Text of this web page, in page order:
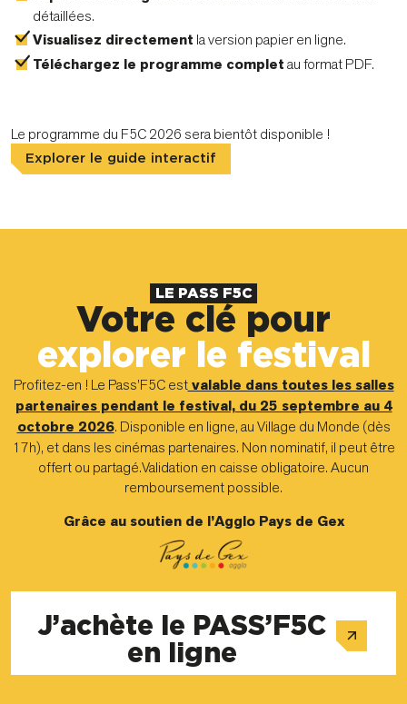
détaillées.
Visualisez directement la version papier en ligne.
Téléchargez le programme complet au format PDF.
Le programme du F5C 2026 sera bientôt disponible !
Explorer le guide interactif
LE PASS F5C
Votre clé pour
explorer le festival
Profitez-en ! Le Pass’F5C estvalable dans toutes les salles
partenaires pendant le festival, du 25 septembre au 4
octobre 2026. Disponible en ligne, au Village du Monde (dès
17h), et dans les cinémas partenaires. Non nominatif, il peut être
offert ou partagé.Validation en caisse obligatoire. Aucun
remboursement possible.
Grâce au soutien de l’Agglo Pays de Gex
J’achète le PASS’F5C
en ligne